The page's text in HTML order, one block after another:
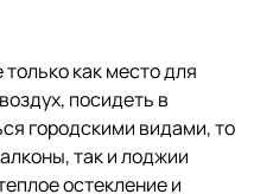
как место для
посидеть в
городскими видами, то
так и лоджии
остекление и